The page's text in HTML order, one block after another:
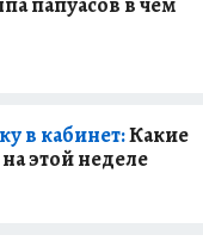
в кабинет:Какие
этой неделе